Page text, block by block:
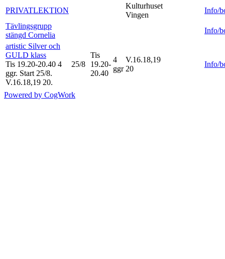
PRIVATLEKTION
Kulturhuset
Vingen
Info/
Tävlingsgrupp
stängd Cornelia
Info/
artistic Silver och
GULD klass
Tis 19.20-20.40 4
ggr. Start 25/8.
V.16.18,19 20.
25/8
Tis
19.20-
20.40
4
ggr
V.16.18,19
20
Info/
Powered by CogWork